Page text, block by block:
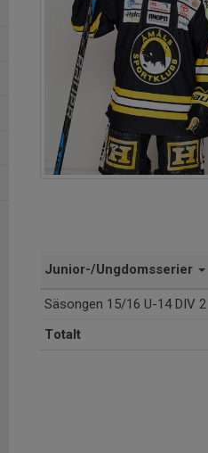
Junior-/Ungdomsserier
Säsongen 15/16 U-14 DIV 2
Totalt